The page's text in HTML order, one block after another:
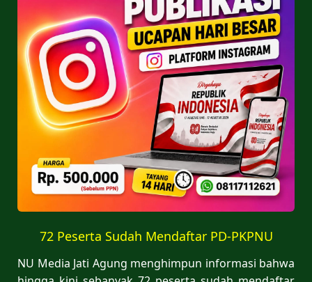
72 Peserta Sudah Mendaftar PD-PKPNU
NU Media Jati Agung menghimpun informasi bahwa